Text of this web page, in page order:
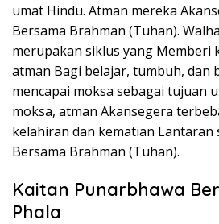
umat Hindu. Atman mereka
Bersama Brahman (Tuhan).
merupakan siklus yang Memberi
atman Bagi belajar, tumbuh, dan
mencapai moksa sebagai tujuan
moksa, atman Akansegera
kelahiran dan kematian Lantaran
Bersama Brahman (Tuhan).
Kaitan Punarbhawa
Phala